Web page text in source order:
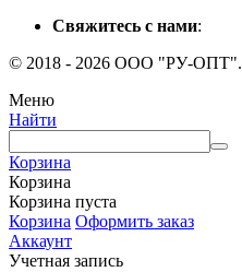
Свяжитесь с нами:
© 2018 - 2026 ООО "РУ-ОПТ".
Меню
Найти
Корзина
Корзина
Корзина пуста
Корзина Оформить заказ
Аккаунт
Учетная запись